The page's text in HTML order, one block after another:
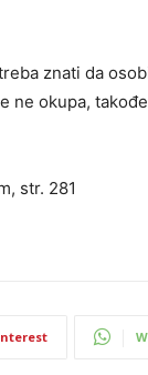
znati da
ne okupa,
str. 281